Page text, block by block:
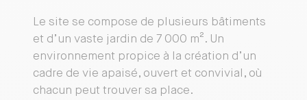
Le site se compose de plusieurs bâtiments
et d’un vaste jardin de 7 000 m². Un
environnement propice à la création d’un
cadre de vie apaisé, ouvert et convivial, où
chacun peut trouver sa place.